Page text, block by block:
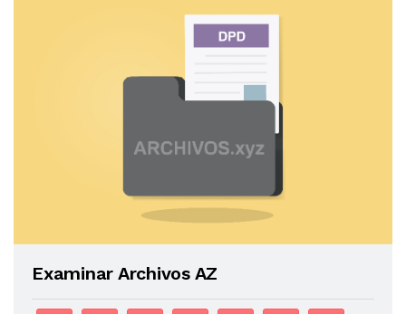
Examinar Archivos AZ